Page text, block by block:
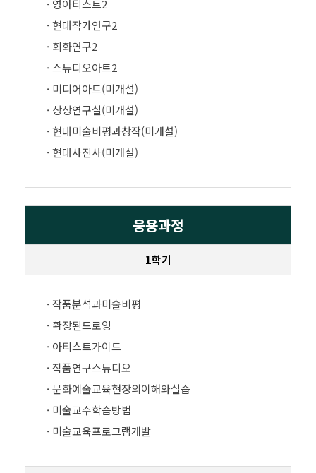
· 영아티스트2
· 현대작가연구2
· 회화연구2
· 스튜디오아트2
· 미디어아트(미개설)
· 상상연구실(미개설)
· 현대미술비평과창작(미개설)
· 현대사진사(미개설)
응용과정
1학기
· 작품분석과미술비평
· 확장된드로잉
· 아티스트가이드
· 작품연구스튜디오
· 문화예술교육현장의이해와실습
· 미술교수학습방법
· 미술교육프로그램개발